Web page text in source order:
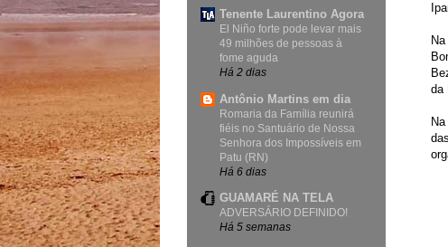
da
Tenente Laurentino Agora
El Niño forte pode levar mais
49 milhões de pessoas à
fome aguda
Há 2 dias
Antônio Martins em dia
Romaria da Família reunirá
fiéis no Santuário de Nossa
Senhora dos Impossíveis em
Patu (RN)
Há 6 dias
GUAMARÉ NA TELA
ADVERSÁRIO DEFINIDO!
Há 5 semanas